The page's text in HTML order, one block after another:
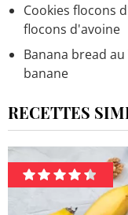
Cookies flocons
flocons d'avoine
Banana bread
banane
RECETTES